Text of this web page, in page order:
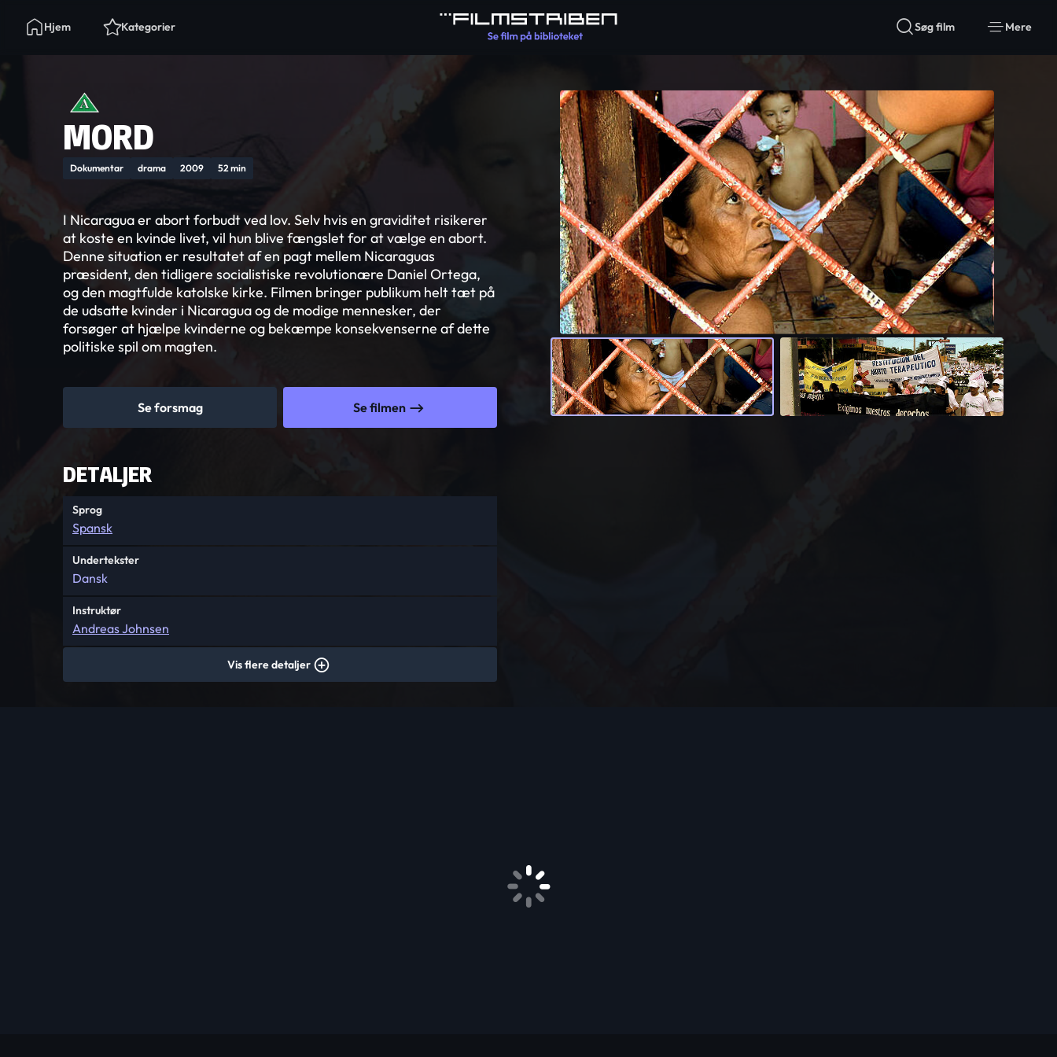
Hjem Kategorier Søg film Mere
MORD
Dokumentar drama 2009 52 min
I Nicaragua er abort forbudt ved lov. Selv hvis en graviditet risikerer
at koste en kvinde livet, vil hun blive fængslet for at vælge en abort.
Denne situation er resultatet af en pagt mellem Nicaraguas
præsident, den tidligere socialistiske revolutionære Daniel Ortega,
og den magtfulde katolske kirke. Filmen bringer publikum helt tæt på
de udsatte kvinder i Nicaragua og de modige mennesker, der
forsøger at hjælpe kvinderne og bekæmpe konsekvenserne af dette
politiske spil om magten.
Se forsmag Se filmen
DETALJER
Sprog
Spansk
Undertekster
Dansk
Instruktør
Andreas Johnsen
Vis flere detaljer